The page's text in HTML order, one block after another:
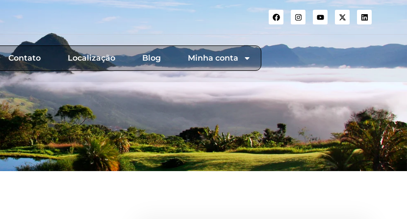
Contato Localização Blog Minha conta